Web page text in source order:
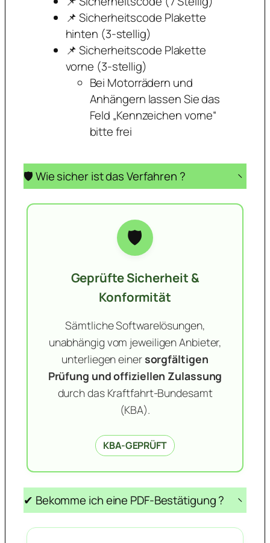
📌 Sicherheitscode Plakette
hinten (3-stellig)
📌 Sicherheitscode Plakette
vorne (3-stellig)
Bei Motorrädern und
Anhängern lassen Sie das
Feld „Kennzeichen vorne“
bitte frei
🛡️ Wie sicher ist das Verfahren ? −
🛡️
Geprüfte Sicherheit &
Konformität
Sämtliche Softwarelösungen,
unabhängig vom jeweiligen Anbieter,
unterliegen einersorgfältigen
Prüfung und offiziellen Zulassung
durch das Kraftfahrt-Bundesamt
(KBA).
KBA-GEPRÜFT
✔ Bekomme ich eine PDF-Bestätigung ? −